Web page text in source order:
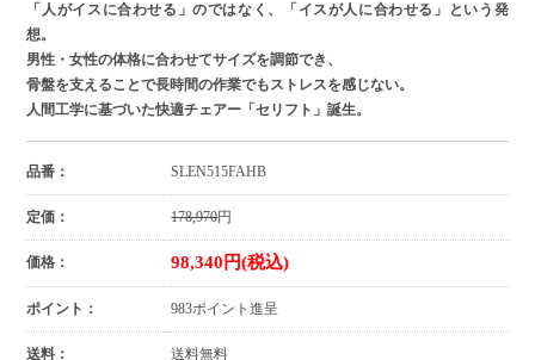
「人がイスに合わせる」のではなく、「イスが人に合わせる」という発
想。
男性・女性の体格に合わせてサイズを調節でき、
骨盤を支えることで長時間の作業でもストレスを感じない。
人間工学に基づいた快適チェアー「セリフト」誕生。
品番： SLEN515FAHB
定価： 178,970円
価格： 98,340円(税込)
ポイント： 983ポイント進呈
送料： 送料無料